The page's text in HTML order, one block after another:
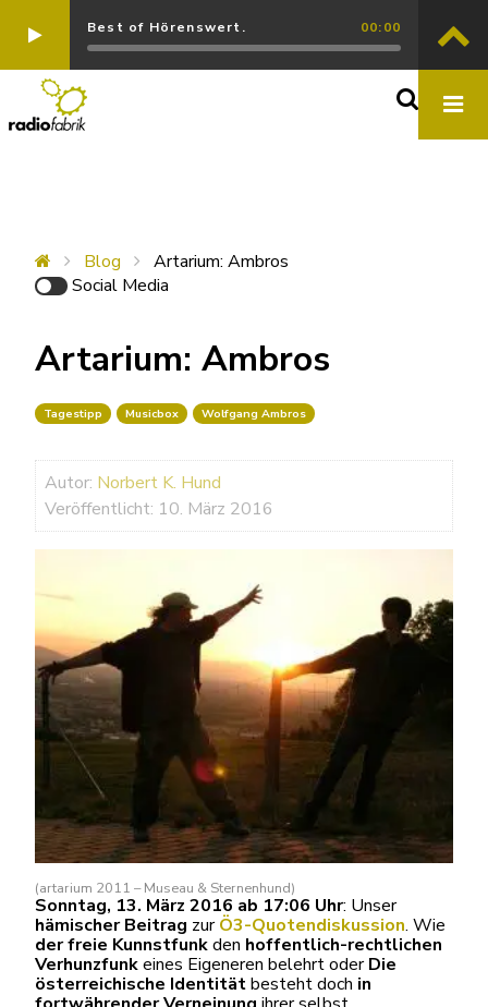
Best of Hörenswert. 00:00
Blog
Artarium: Ambros
Social Media
Artarium: Ambros
Tagestipp Musicbox Wolfgang Ambros
Autor: Norbert K. Hund
Veröffentlicht: 10. März 2016
(artarium 2011 – Museau & Sternenhund)
Sonntag, 13. März 2016 ab 17:06 Uhr: Unser
hämischer Beitrag zurÖ3-Quotendiskussion. Wie
der freie Kunnstfunkden hoffentlich-rechtlichen
Verhunzfunkeines Eigeneren belehrt oderDie
österreichische Identitätbesteht doch in